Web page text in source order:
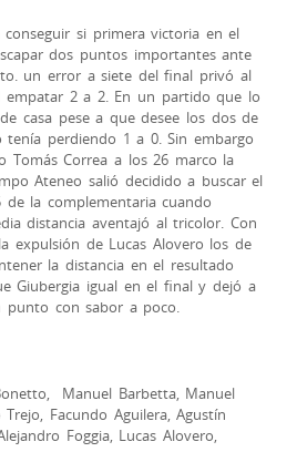
si primera victoria en el
dos puntos importantes ante
un error a siete del final privó al
empatar 2 a 2. En un partido que lo
casa pese a que desee los dos de
perdiendo 1 a 0. Sin embargo
Tomás Correa a los 26 marco la
Ateneo salió decidido a buscar el
la complementaria cuando
distancia aventajó al tricolor. Con
expulsión de Lucas Alovero los de
la distancia en el resultado
Giubergia igual en el final y dejó a
punto con sabor a poco.
Manuel Barbetta, Manuel
Facundo Aguilera, Agustín
Foggia, Lucas Alovero,